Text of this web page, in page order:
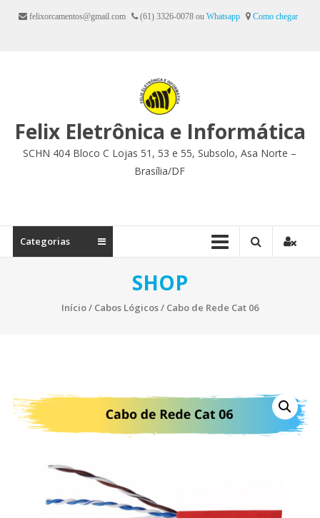
para
felixorcamentos@gmail.com (61) 3326-0078 ou Whatsapp Como chegar
Felix Eletrônica e Informática
SCHN 404 Bloco C Lojas 51, 53 e 55, Subsolo, Asa Norte –
Brasília/DF
Categorias
SHOP
Início/ Cabos Lógicos/ Cabo de Rede Cat 06